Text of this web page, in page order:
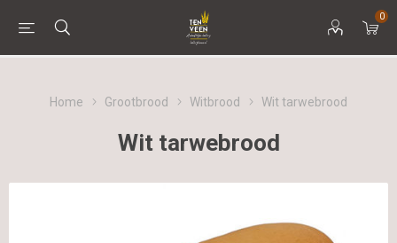
0
Home Grootbrood Witbrood Wit tarwebrood
Wit tarwebrood